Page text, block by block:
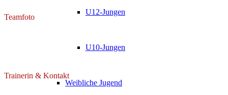
U12-Jungen
U10-Jungen
Weibliche Jugend
Teamfoto
Trainerin & Kontakt